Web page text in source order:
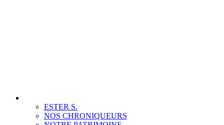
ESTER S.
NOS CHRONIQUEURS